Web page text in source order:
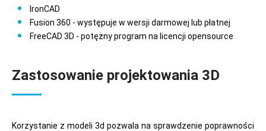
IronCAD
Fusion 360 - występuje w wersji darmowej lub płatnej
FreeCAD 3D - potężny program na licencji opensource
Zastosowanie projektowania 3D
Korzystanie z modeli 3d pozwala na sprawdzenie poprawności